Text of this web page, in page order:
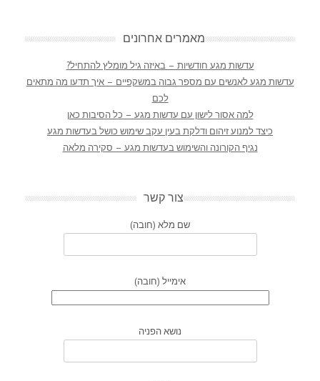
מאמרים אחרונים
עדשות מגע חודשיות – באיזה גיל מומלץ להתחיל?
עדשות מגע לאנשים עם מספר גבוה במשקפיים – איך תדעו מה מתאים
לכם
למה אסור לישון עם עדשות מגע – כל הסיבות כאן
כיצד למנוע זיהום ודלקת בעין עקב שימוש כושל בעדשות מגע
נגיף הקורונה והשימוש בעדשות מגע – סקירה מלאה
צור קשר
שם מלא (חובה)
אימייל (חובה)
נושא הפניה